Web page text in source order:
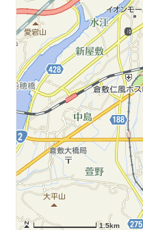
1.5km